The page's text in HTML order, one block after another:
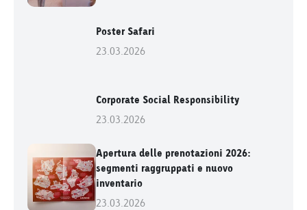
Poster Safari
23.03.2026
Corporate Social Responsibility
23.03.2026
Apertura delle prenotazioni 2026:
segmenti raggruppati e nuovo
inventario
23.03.2026